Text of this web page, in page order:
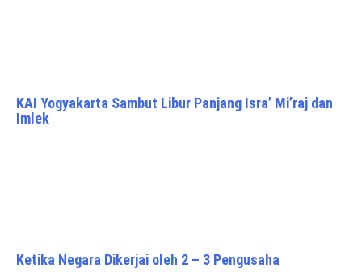
KAI Yogyakarta Sambut Libur Panjang Isra’ Mi’raj dan
Imlek
Ketika Negara Dikerjai oleh 2 – 3 Pengusaha